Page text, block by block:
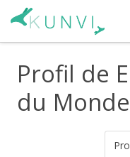
Profil de
du Monde